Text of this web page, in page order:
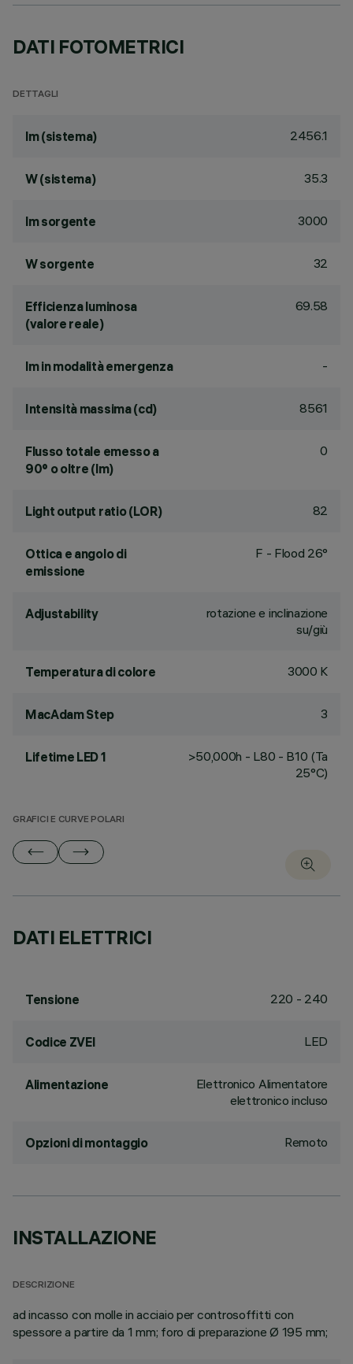
DATI FOTOMETRICI
DETTAGLI
lm (sistema) 2456.1
W (sistema) 35.3
lm sorgente 3000
W sorgente 32
Efficienza luminosa
(valore reale)
69.58
lm in modalità emergenza -
Intensità massima (cd) 8561
Flusso totale emesso a
90° o oltre (lm)
0
Light output ratio (LOR) 82
Ottica e angolo di
emissione
F - Flood 26°
Adjustability
rotazione e inclinazione
su/giù
Temperatura di colore 3000 K
MacAdam Step 3
Lifetime LED 1
>50,000h - L80 - B10 (Ta
25°C)
GRAFICI E CURVE POLARI
DATI ELETTRICI
Tensione 220 - 240
Codice ZVEI LED
Alimentazione
Elettronico Alimentatore
elettronico incluso
Opzioni di montaggio Remoto
INSTALLAZIONE
DESCRIZIONE
ad incasso con molle in acciaio per controsoffitti con
spessore a partire da 1 mm; foro di preparazione Ø 195 mm;